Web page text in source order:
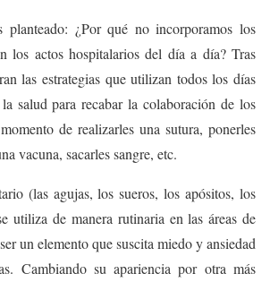
planteado: ¿Por qué no incorporamos los
los actos hospitalarios del día a día? Tras
las estrategias que utilizan todos los días
salud para recabar la colaboración de los
de realizarles una sutura, ponerles
vacuna, sacarles sangre, etc.
(las agujas, los sueros, los apósitos, los
utiliza de manera rutinaria en las áreas de
un elemento que suscita miedo y ansiedad
Cambiando su apariencia por otra más